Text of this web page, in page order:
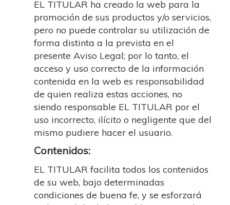
EL TITULAR ha creado la web para la
promoción de sus productos y/o servicios,
pero no puede controlar su utilización de
forma distinta a la prevista en el
presente Aviso Legal; por lo tanto, el
acceso y uso correcto de la información
contenida en la web es responsabilidad
de quien realiza estas acciones, no
siendo responsable EL TITULAR por el
uso incorrecto, ilícito o negligente que del
mismo pudiere hacer el usuario.
Contenidos:
EL TITULAR facilita todos los contenidos
de su web, bajo determinadas
condiciones de buena fe, y se esforzará